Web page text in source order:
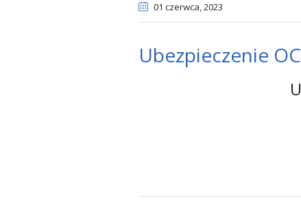
01 czerwca, 2023
Ubezpieczenie